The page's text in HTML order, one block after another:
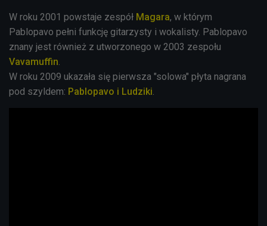
W roku 2001 powstaje zespół Magara, w którym
Pablopavo pełni funkcję gitarzysty i wokalisty. Pablopavo
znany jest również z utworzonego w 2003 zespołu
Vavamuffin.
W roku 2009 ukazała się pierwsza "solowa" płyta nagrana
pod szyldem: Pablopavo i Ludziki.